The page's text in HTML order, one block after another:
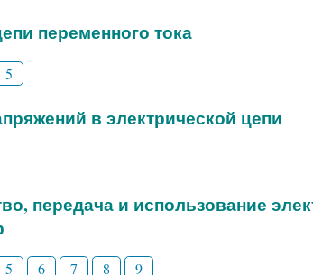
переменного тока
5
в электрической цепи
передача и использование
5 6 7 8 9